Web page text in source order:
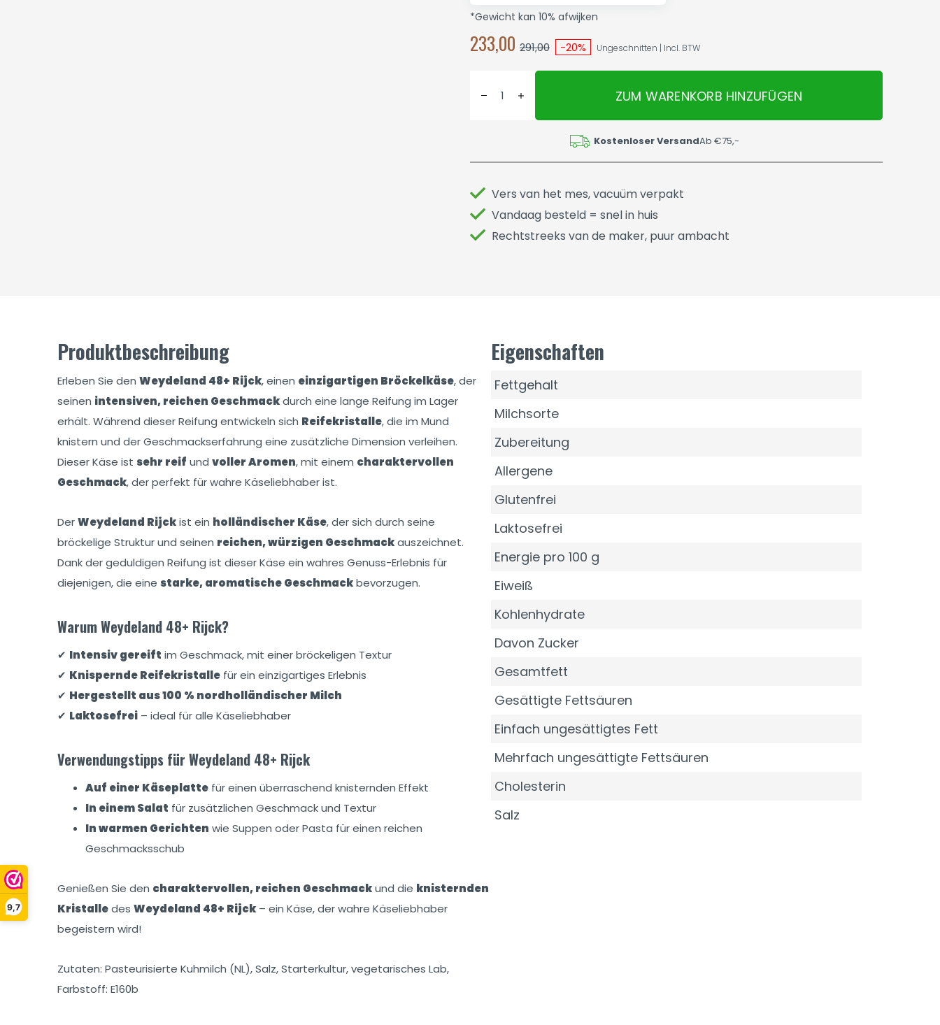
9,7
*Gewicht kan 10% afwijken
233,00 291,00 -20% Ungeschnitten | Incl. BTW
ZUM WARENKORB HINZUFÜGEN
Kostenloser VersandAb €75,-
Vers van het mes, vacuüm verpakt
Vandaag besteld = snel in huis
Rechtstreeks van de maker, puur ambacht
Produktbeschreibung
Erleben Sie den Weydeland 48+ Rijck, einen einzigartigen Bröckelkäse, der
seinen intensiven, reichen Geschmackdurch eine lange Reifung im Lager
erhält. Während dieser Reifung entwickeln sich Reifekristalle, die im Mund
knistern und der Geschmackserfahrung eine zusätzliche Dimension verleihen.
Dieser Käse ist sehr reif und voller Aromen, mit einem charaktervollen
Geschmack, der perfekt für wahre Käseliebhaber ist.
DerWeydeland Rijckist ein holländischer Käse, der sich durch seine
bröckelige Struktur und seinen reichen, würzigen Geschmackauszeichnet.
Dank der geduldigen Reifung ist dieser Käse ein wahres Genuss-Erlebnis für
diejenigen, die eine starke, aromatische Geschmackbevorzugen.
Warum Weydeland 48+ Rijck?
✔ Intensiv gereift im Geschmack, mit einer bröckeligen Textur
✔ Knispernde Reifekristalle für ein einzigartiges Erlebnis
✔ Hergestellt aus 100 % nordholländischer Milch
✔ Laktosefrei – ideal für alle Käseliebhaber
Verwendungstipps für Weydeland 48+ Rijck
Auf einer Käseplatte für einen überraschend knisternden Effekt
In einem Salat für zusätzlichen Geschmack und Textur
In warmen Gerichten wie Suppen oder Pasta für einen reichen
Geschmacksschub
Genießen Sie den charaktervollen, reichen Geschmackund die knisternden
Kristalledes Weydeland 48+ Rijck– ein Käse, der wahre Käseliebhaber
begeistern wird!
Zutaten: Pasteurisierte Kuhmilch (NL), Salz, Starterkultur, vegetarisches Lab,
Farbstoff: E160b
Eigenschaften
Fettgehalt
Milchsorte
Zubereitung
Allergene
Glutenfrei
Laktosefrei
Energie pro 100 g
Eiweiß
Kohlenhydrate
Davon Zucker
Gesamtfett
Gesättigte Fettsäuren
Einfach ungesättigtes Fett
Mehrfach ungesättigte Fettsäuren
Cholesterin
Salz